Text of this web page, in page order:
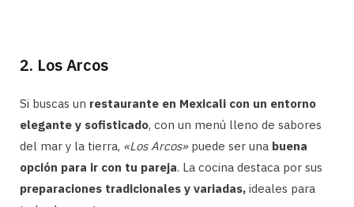
2. Los Arcos
Si buscas un restaurante en Mexicali con un entorno
elegante y sofisticado, con un menú lleno de sabores
del mar y la tierra, «Los Arcos»puede ser una buena
opción para ir con tu pareja. La cocina destaca por sus
preparaciones tradicionales y variadas, ideales para